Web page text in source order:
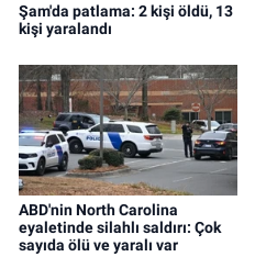
Şam'da patlama: 2 kişi öldü, 13
kişi yaralandı
ABD'nin North Carolina
eyaletinde silahlı saldırı: Çok
sayıda ölü ve yaralı var